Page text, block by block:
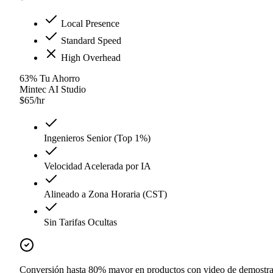
Local Presence
Standard Speed
High Overhead
63% Tu Ahorro
Mintec AI Studio
$65/hr
Ingenieros Senior (Top 1%)
Velocidad Acelerada por IA
Alineado a Zona Horaria (CST)
Sin Tarifas Ocultas
Conversión hasta 80% mayor en productos con video de